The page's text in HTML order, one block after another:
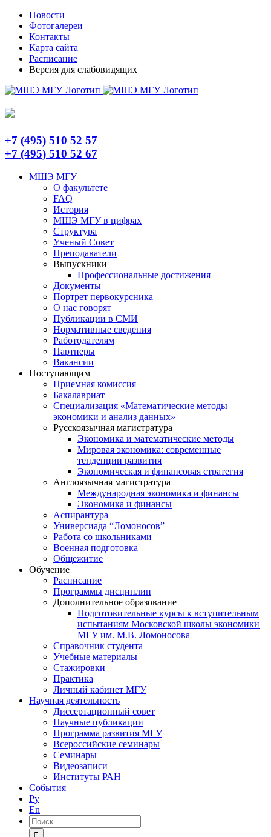
Skip
content
TelegramНовости
Фотогалереи
Контакты
Карта сайта
Расписание
Версия для слабовидящих
+7 (495) 510 52 57
+7 (495) 510 52 67
МШЭ МГУ
О факультете
FAQ
История
МШЭ МГУ в цифрах
Структура
Ученый Совет
Преподаватели
Выпускники
Профессиональные достижения
Документы
Портрет первокурсника
О нас говорят
Публикации в СМИ
Нормативные сведения
Работодателям
Партнеры
Вакансии
Поступающим
Приемная комиссия
Бакалавриат
Специализация «Математические методы
экономики и анализ данных»
Русскоязычная магистратура
Экономика и математические методы
Мировая экономика: современные
тенденции развития
Экономическая и финансовая стратегия
Англоязычная магистратура
Международная экономика и финансы
Экономика и финансы
Аспирантура
Универсиада “Ломоносов”
Работа со школьниками
Военная подготовка
Общежитие
Обучение
Расписание
Программы дисциплин
Дополнительное образование
Подготовительные курсы к вступительным
испытаниям Московской школы экономики
МГУ им. М.В. Ломоносова
Справочник студента
Учебные материалы
Стажировки
Практика
Личный кабинет МГУ
Научная деятельность
Диссертационный совет
Научные публикации
Программа развития МГУ
Всероссийские семинары
Семинары
Видеозаписи
Институты РАН
События
Ру
En
Результат
поиска: